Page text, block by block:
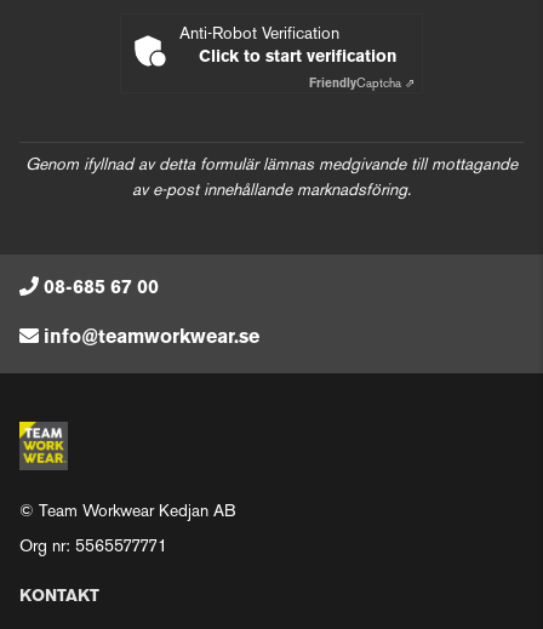
Anti-Robot Verification
Click to start verification
FriendlyCaptcha ⇗
Genom ifyllnad av detta formulär lämnas medgivande till mottagande
av e-post innehållande marknadsföring.
08-685 67 00
info@teamworkwear.se
© Team Workwear Kedjan AB
Org nr: 5565577771
KONTAKT